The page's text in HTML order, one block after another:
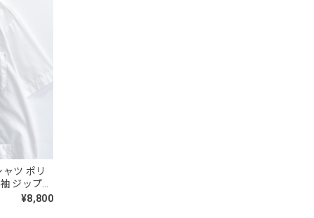
ツ ポリ
ジップア
ジ 古着 メ
¥8,800